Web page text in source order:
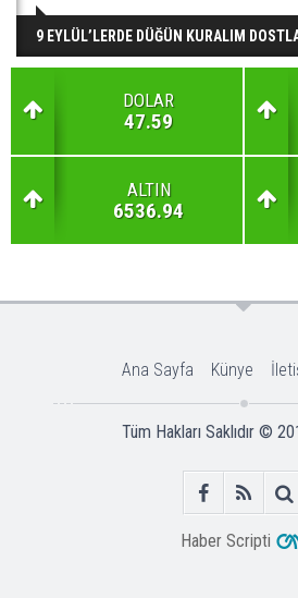
9 EYLÜL’LERDE DÜĞÜN KURALIM
DOLAR
47.59
ALTIN
6536.94
Ana Sayfa Künye
Tüm Hakları Saklıdır ©
Haber Scripti